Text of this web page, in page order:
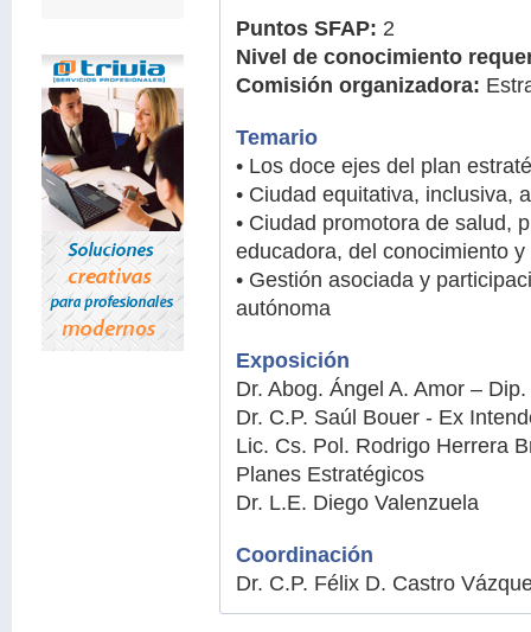
Puntos SFAP: 2
Nivel de conocimiento
Comisión organizadora:
Temario
• Los doce ejes del plan
• Ciudad equitativa, inclusiva,
• Ciudad promotora de salud,
educadora, del conocimiento
• Gestión asociada y
autónoma
Exposición
Dr. Abog. Ángel A. Amor –
Dr. C.P. Saúl Bouer - Ex
Lic. Cs. Pol. Rodrigo Herrera
Planes Estratégicos
Dr. L.E. Diego Valenzuela
Coordinación
Dr. C.P. Félix D. Castro